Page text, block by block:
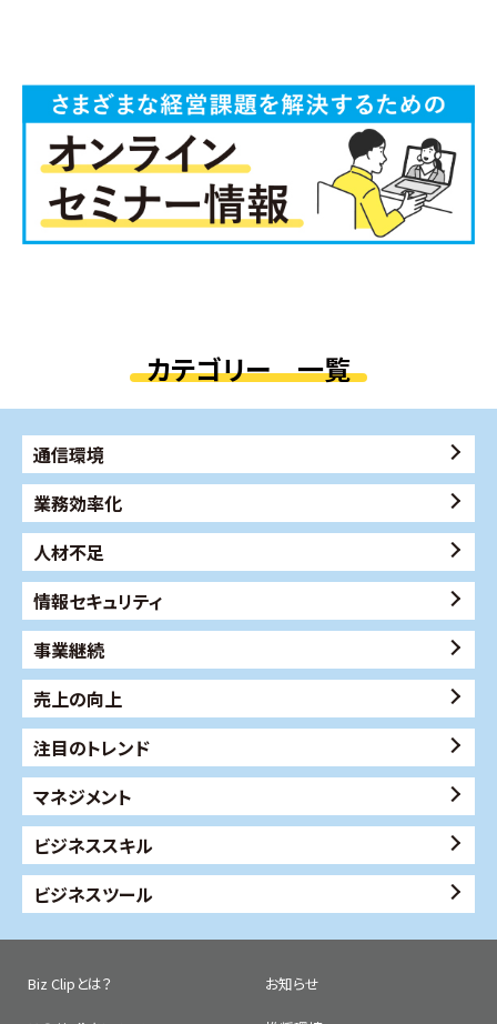
カテゴリー 一覧
通信環境
業務効率化
人材不足
情報セキュリティ
事業継続
売上の向上
注目のトレンド
マネジメント
ビジネススキル
ビジネスツール
Biz Clipとは？ お知らせ